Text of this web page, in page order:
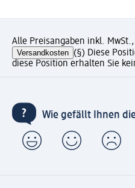
Alle Preisangaben inkl.
Versandkosten (§) Diese
diese Position erhalten Sie
Wie gefällt Ihnen